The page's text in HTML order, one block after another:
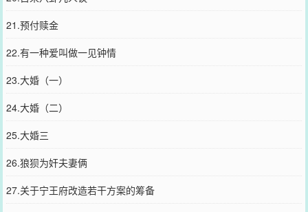
21.预付赎金
22.有一种爱叫做一见钟情
23.大婚（一）
24.大婚（二）
25.大婚三
26.狼狈为奸夫妻俩
27.关于宁王府改造若干方案的筹备